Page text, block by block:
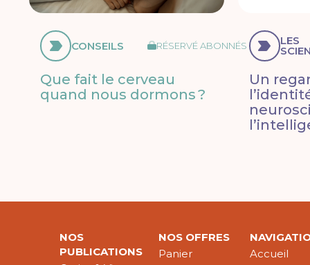
CONSEILS RÉSERVÉ ABONNÉS
Que fait le cerveau
quand nous dormons ?
LES
Un
NOS
PUBLICATIONS
NOS OFFRES
Panier
Accueil